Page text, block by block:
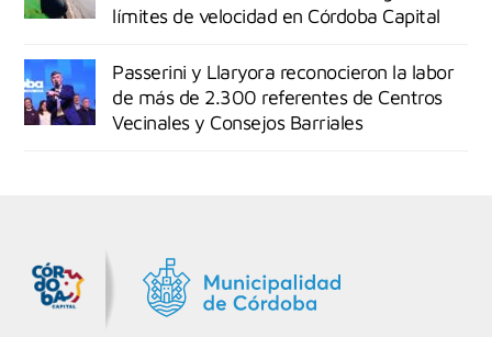
límites de velocidad en Córdoba Capital
Passerini y Llaryora reconocieron la labor
de más de 2.300 referentes de Centros
Vecinales y Consejos Barriales